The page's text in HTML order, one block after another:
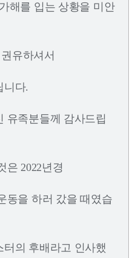
해를 입는 상황을 미안
유하셔서
니다.
유족분들께 감사드립
은 2022년경
동을 하러 갔을 때였습
의 후배라고 인사했